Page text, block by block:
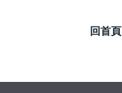
回首頁